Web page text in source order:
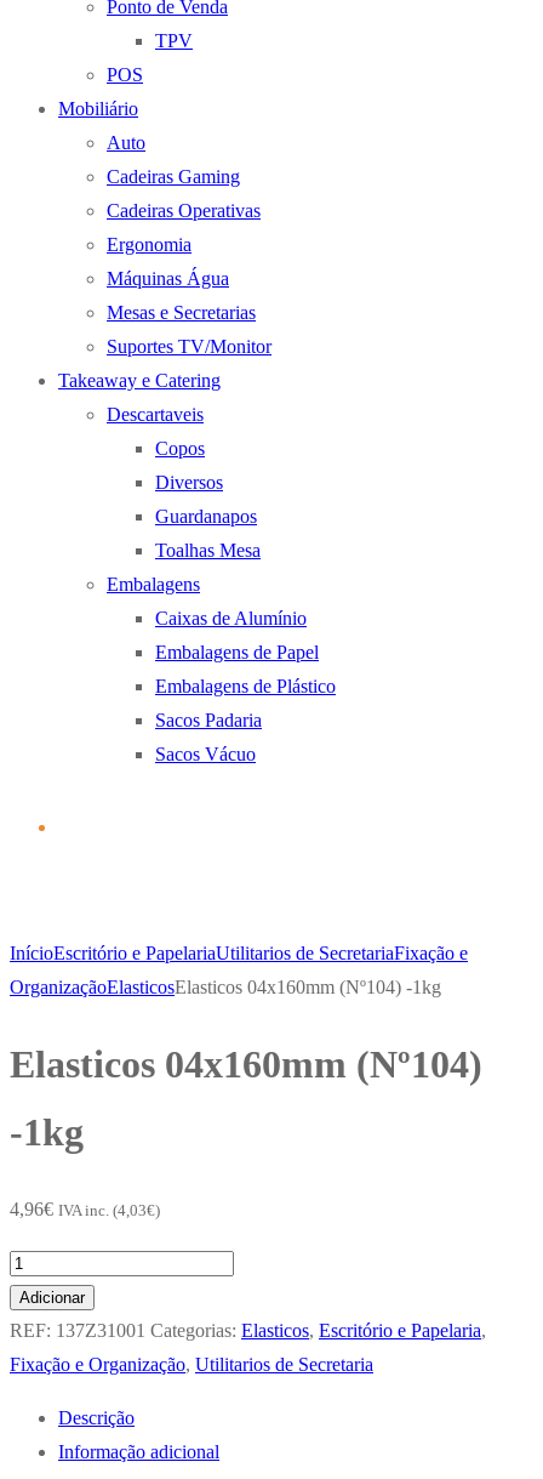
Ponto de Venda
TPV
POS
Mobiliário
Auto
Cadeiras Gaming
Cadeiras Operativas
Ergonomia
Máquinas Água
Mesas e Secretarias
Suportes TV/Monitor
Takeaway e Catering
Descartaveis
Copos
Diversos
Guardanapos
Toalhas Mesa
Embalagens
Caixas de Alumínio
Embalagens de Papel
Embalagens de Plástico
Sacos Padaria
Sacos Vácuo
InícioEscritório e PapelariaUtilitarios de SecretariaFixação e
OrganizaçãoElasticosElasticos 04x160mm (Nº104) -1kg
Elasticos 04x160mm (Nº104)
-1kg
4,96€ IVA inc. (4,03€)
Quantidade
de
Elasticos
04x160mm
Adicionar
REF: 137Z31001 Categorias: Elasticos, Escritório e Papelaria,
Fixação e Organização, Utilitarios de Secretaria
Descrição
Informação adicional